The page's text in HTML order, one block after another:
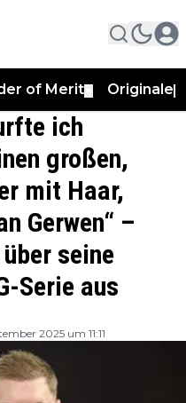
of Merit Originale
ich
großen,
mit Haar,
Gerwen“ –
seine
Serie aus
2025 um 11:11